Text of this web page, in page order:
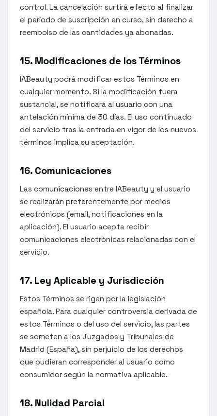
control. La cancelación surtirá efecto al finalizar
el período de suscripción en curso, sin derecho a
reembolso de las cantidades ya abonadas.
15. Modificaciones de los Términos
IABeauty podrá modificar estos Términos en
cualquier momento. Si la modificación fuera
sustancial, se notificará al usuario con una
antelación mínima de 30 días. El uso continuado
del servicio tras la entrada en vigor de los nuevos
términos implica su aceptación.
16. Comunicaciones
Las comunicaciones entre IABeauty y el usuario
se realizarán preferentemente por medios
electrónicos (email, notificaciones en la
aplicación). El usuario acepta recibir
comunicaciones electrónicas relacionadas con el
servicio.
17. Ley Aplicable y Jurisdicción
Estos Términos se rigen por la legislación
española. Para cualquier controversia derivada de
estos Términos o del uso del servicio, las partes
se someten a los Juzgados y Tribunales de
Madrid (España), sin perjuicio de los derechos
que pudieran corresponder al usuario como
consumidor según la normativa aplicable.
18. Nulidad Parcial